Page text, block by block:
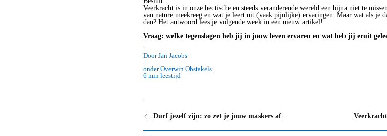
Veerkracht is in onze hectische en steeds veranderende wereld een bijna niet te
van nature meekreeg en wat je leert uit (vaak pijnlijke) ervaringen. Maar wat als je
dan? Het antwoord lees je volgende week in een nieuw artikel!
Vraag: welke tegenslagen heb jij in jouw leven ervaren en wat heb jij eruit
·
Door Jan Jacobs
·
onderOverwin Obstakels
6 min leestijd
Durf jezelf zijn: zo zet je jouw maskers af